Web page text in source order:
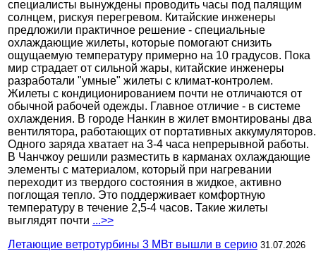
специалисты вынуждены проводить часы под палящим
солнцем, рискуя перегревом. Китайские инженеры
предложили практичное решение - специальные
охлаждающие жилеты, которые помогают снизить
ощущаемую температуру примерно на 10 градусов. Пока
мир страдает от сильной жары, китайские инженеры
разработали "умные" жилеты с климат-контролем.
Жилеты с кондиционированием почти не отличаются от
обычной рабочей одежды. Главное отличие - в системе
охлаждения. В городе Нанкин в жилет вмонтированы два
вентилятора, работающих от портативных аккумуляторов.
Одного заряда хватает на 3-4 часа непрерывной работы.
В Чанчжоу решили разместить в карманах охлаждающие
элементы с материалом, который при нагревании
переходит из твердого состояния в жидкое, активно
поглощая тепло. Это поддерживает комфортную
температуру в течение 2,5-4 часов. Такие жилеты
выглядят почти ...>>
Летающие ветротурбины 3 МВт вышли в серию 31.07.2026